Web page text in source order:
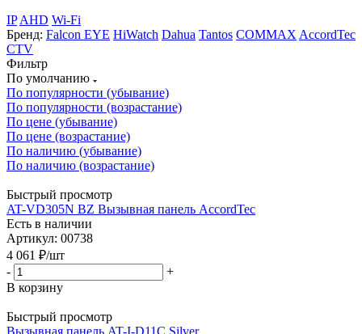
IP AHD Wi-Fi
Бренд: Falcon EYE HiWatch Dahua Tantos COMMAX AccordTec
CTV
Фильтр
По умолчанию
По популярности (убывание)
По популярности (возрастание)
По цене (убывание)
По цене (возрастание)
По наличию (убывание)
По наличию (возрастание)
Быстрый просмотр
AT-VD305N BZ Вызывная панель AccordTec
Есть в наличии
Артикул: 00738
4 061 ₽/шт
-
+
В корзину
Быстрый просмотр
Вызывная панель AT-I-D11C Silver